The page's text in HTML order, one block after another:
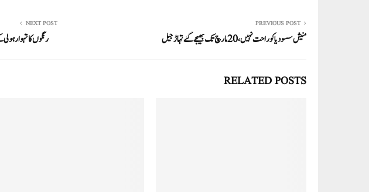
PREVIOUS POST
منیش سسودیا کو راحت نہیں، 20مارچ تک بھیجے گئے تہاڑ جیل
NEXT POST
رنگوں کا تہوار
RELATED POSTS